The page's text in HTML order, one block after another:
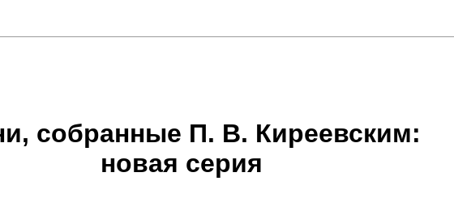
собранные П. В. Киреевским:
новая серия